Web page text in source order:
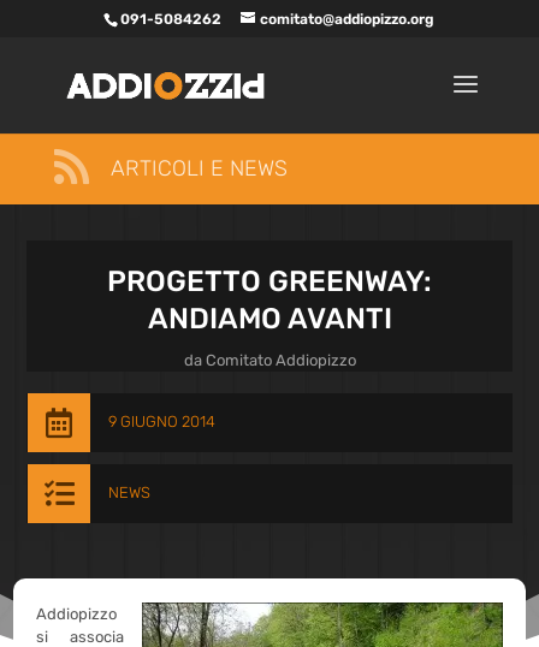
091-5084262 comitato@addiopizzo.org
 ARTICOLI E NEWS
PROGETTO GREENWAY:
ANDIAMO AVANTI
da Comitato Addiopizzo
 9 GIUGNO 2014
 NEWS
Addiopizzo
si associa